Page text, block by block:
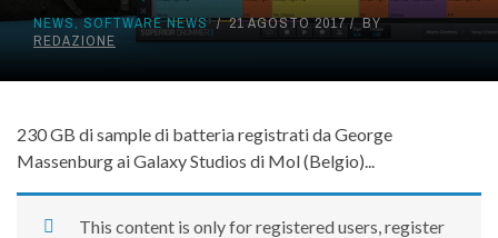
NEWS,SOFTWARE NEWS 21 AGOSTO 2017
BY
REDAZIONE
230 GB di sample di batteria registrati da George
Massenburg ai Galaxy Studios di Mol (Belgio)...
This content is only for registered users, register